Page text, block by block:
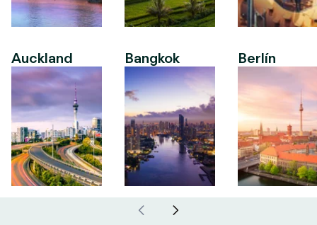
Auckland Bangkok Berlín